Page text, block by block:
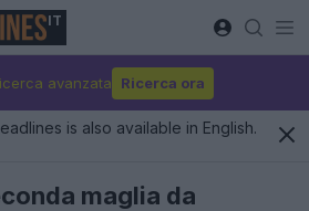
IT
avanzata Ricerca ora
is also available in English.
maglia da